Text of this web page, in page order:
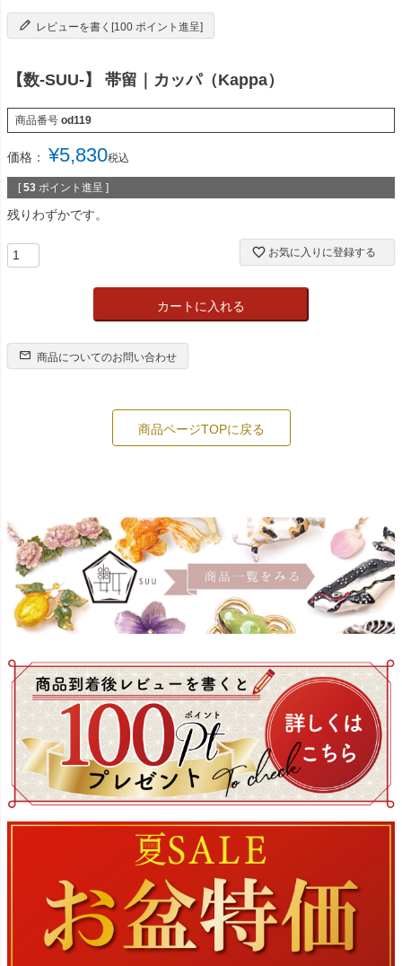
レビューを書く[100 ポイント進呈]
【数-SUU-】 帯留｜カッパ（Kappa）
商品番号 od119
価格： ¥5,830税込
[ 53 ポイント進呈 ]
残りわずかです。
お気に入りに登録する
カートに入れる
商品についてのお問い合わせ
商品ページTOPに戻る